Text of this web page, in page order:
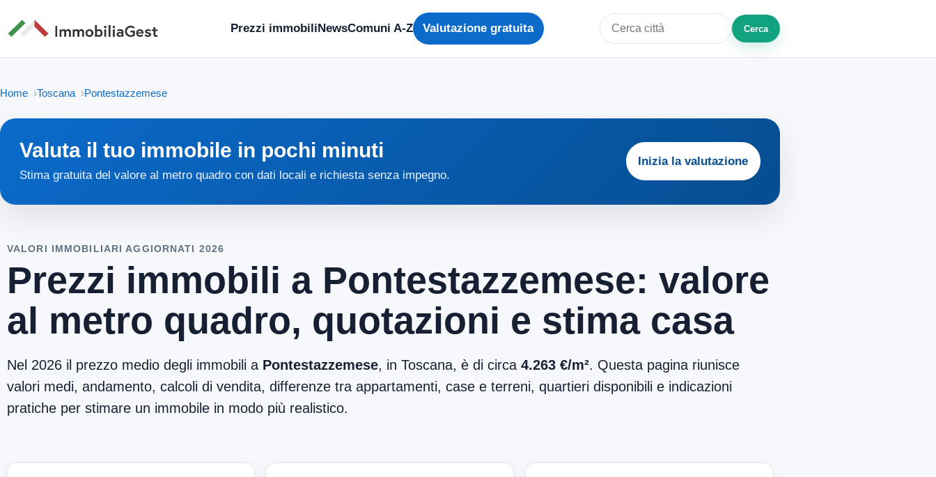
Prezzi immobiliNewsComuni A-Z Valutazione gratuita
Cerca città o zona
Cerca
Home Toscana Pontestazzemese
Valuta il tuo immobile in pochi minuti
Stima gratuita del valore al metro quadro con dati locali e richiesta senza impegno.
Inizia la valutazione
VALORI IMMOBILIARI AGGIORNATI 2026
Prezzi immobili a Pontestazzemese: valore
al metro quadro, quotazioni e stima casa
Nel 2026 il prezzo medio degli immobili a Pontestazzemese, in Toscana, è di circa 4.263 €/m². Questa pagina riunisce
valori medi, andamento, calcoli di vendita, differenze tra appartamenti, case e terreni, quartieri disponibili e indicazioni
pratiche per stimare un immobile in modo più realistico.